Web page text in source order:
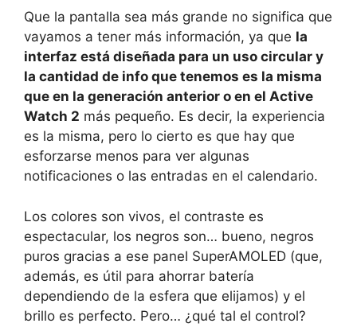
Que la pantalla sea más grande no significa que
vayamos a tener más información, ya que la
interfaz está diseñada para un uso circular y
la cantidad de info que tenemos es la misma
que en la generación anterior o en el Active
Watch 2 más pequeño. Es decir, la experiencia
es la misma, pero lo cierto es que hay que
esforzarse menos para ver algunas
notificaciones o las entradas en el calendario.
Los colores son vivos, el contraste es
espectacular, los negros son… bueno, negros
puros gracias a ese panel SuperAMOLED (que,
además, es útil para ahorrar batería
dependiendo de la esfera que elijamos) y el
brillo es perfecto. Pero… ¿qué tal el control?